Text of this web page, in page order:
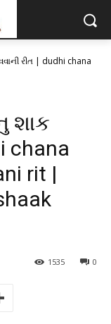
રીત | dudhi chana
શાક
chana
rit |
0
1535